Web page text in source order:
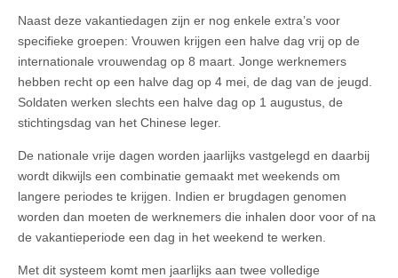
Naast deze vakantiedagen zijn er nog enkele extra’s voor
specifieke groepen: Vrouwen krijgen een halve dag vrij op de
internationale vrouwendag op 8 maart. Jonge werknemers
hebben recht op een halve dag op 4 mei, de dag van de jeugd.
Soldaten werken slechts een halve dag op 1 augustus, de
stichtingsdag van het Chinese leger.
De nationale vrije dagen worden jaarlijks vastgelegd en daarbij
wordt dikwijls een combinatie gemaakt met weekends om
langere periodes te krijgen. Indien er brugdagen genomen
worden dan moeten de werknemers die inhalen door voor of na
de vakantieperiode een dag in het weekend te werken.
Met dit systeem komt men jaarlijks aan twee volledige